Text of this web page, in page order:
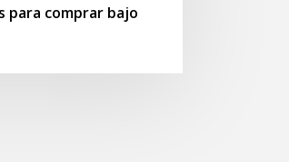
para comprar bajo